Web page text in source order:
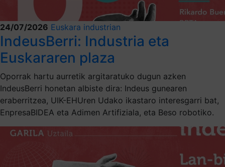
24/07/2026 Euskara industrian
IndeusBerri: Industria eta
Euskararen plaza
Oporrak hartu aurretik argitaratuko dugun azken
IndeusBerri honetan albiste dira: Indeus gunearen
eraberritzea, UIK-EHUren Udako ikastaro interesgarri bat,
EnpresaBIDEA eta Adimen Artifiziala, eta Beso robotiko.